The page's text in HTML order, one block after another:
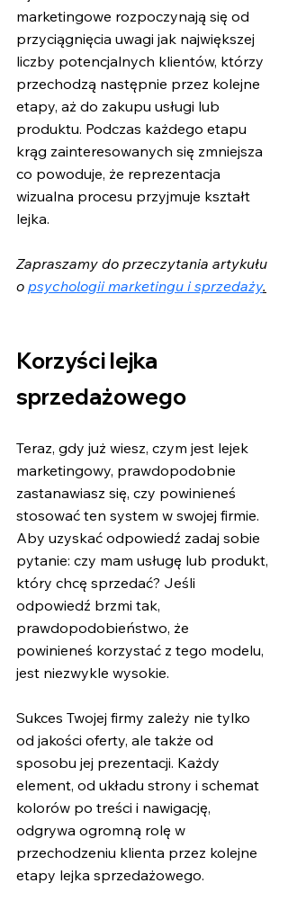
marketingowe rozpoczynają się od
przyciągnięcia uwagi jak największej
liczby potencjalnych klientów, którzy
przechodzą następnie przez kolejne
etapy, aż do zakupu usługi lub
produktu. Podczas każdego etapu
krąg zainteresowanych się zmniejsza
co powoduje, że reprezentacja
wizualna procesu przyjmuje kształt
lejka.
Zapraszamy do przeczytania artykułu
o psychologii marketingu i sprzedaży.
Korzyści lejka
sprzedażowego
Teraz, gdy już wiesz, czym jest lejek
marketingowy, prawdopodobnie
zastanawiasz się, czy powinieneś
stosować ten system w swojej firmie.
Aby uzyskać odpowiedź zadaj sobie
pytanie: czy mam usługę lub produkt,
który chcę sprzedać? Jeśli
odpowiedź brzmi tak,
prawdopodobieństwo, że
powinieneś korzystać z tego modelu,
jest niezwykle wysokie.
Sukces Twojej firmy zależy nie tylko
od jakości oferty, ale także od
sposobu jej prezentacji. Każdy
element, od układu strony i schemat
kolorów po treści i nawigację,
odgrywa ogromną rolę w
przechodzeniu klienta przez kolejne
etapy lejka sprzedażowego.